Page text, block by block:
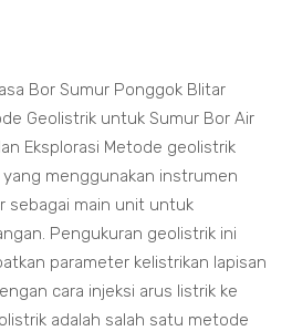
Bor Sumur Ponggok Blitar
Geolistrik untuk Sumur Bor Air
Eksplorasi Metode geolistrik
menggunakan instrumen
sebagai main unit untuk
Pengukuran geolistrik ini
parameter kelistrikan lapisan
cara injeksi arus listrik ke
adalah salah satu metode